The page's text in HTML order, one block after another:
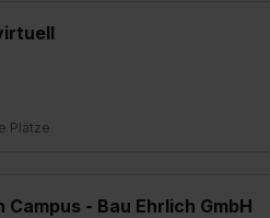
Plätze
- Bau Ehrlich GmbH